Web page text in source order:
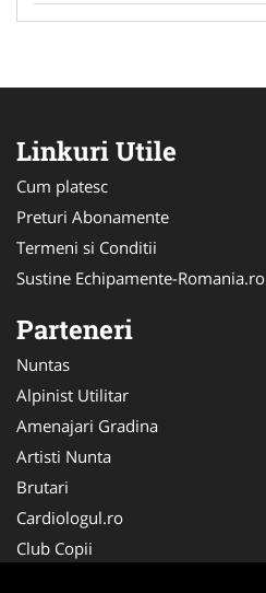
Linkuri Utile
Cum platesc
Preturi Abonamente
Termeni si Conditii
Sustine Echipamente-Romania.ro
Parteneri
Nuntas
Alpinist Utilitar
Amenajari Gradina
Artisti Nunta
Brutari
Cardiologul.ro
Club Copii